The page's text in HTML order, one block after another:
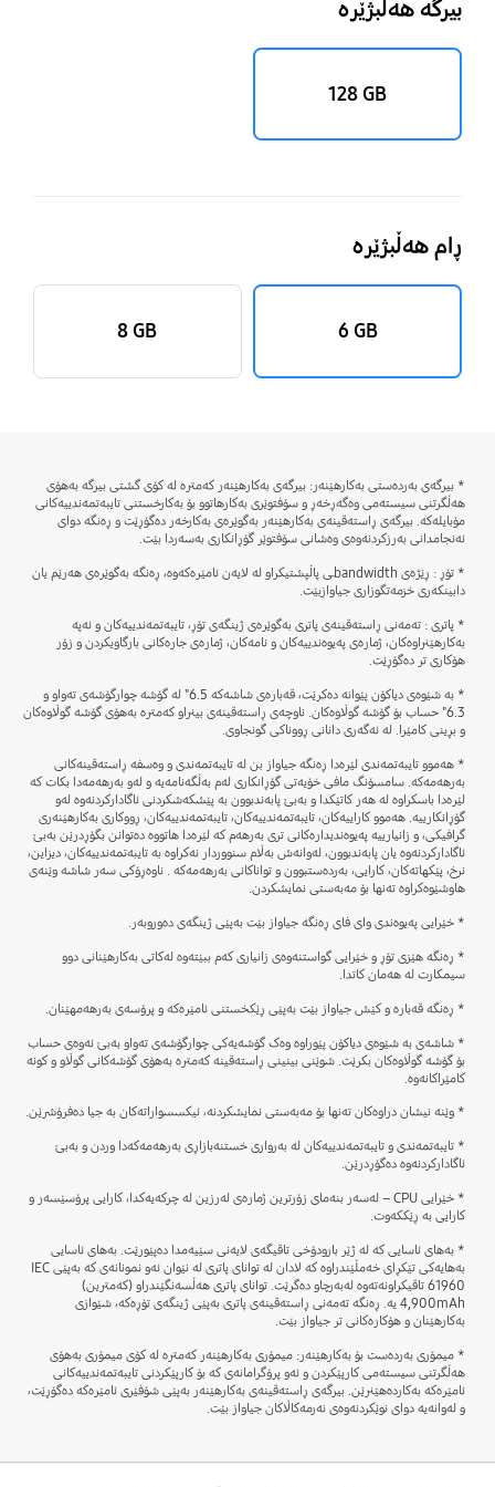
بیرگە هەڵبژێرە
‎128 GB‎
ڕام هەڵبژێرە
‎6 GB‎
‎8 GB‎
* بیرگەی بەردەستی بەکارهێنەر: بیرگەی بەکارهێنەر کەمترە لە کۆى گشتی بیرگە بەهۆی
هەڵگرتنی سیستەمی وەگەڕخەڕ و سۆفتوێری بەکارهاتوو بۆ بەکارخستنی تایبەتمەندییەکانی
مۆبایلەکە. بیرگەی ڕاستەقینەی بەکارهێنەر بەگوێرەی بەکارخەر دەگۆڕێت و ڕەنگە دوای
ئەنجامدانی بەرزکردنەوەی وەشانی سۆفتوێر گۆڕانکاری بەسەردا بێت.
* تۆڕ : ڕێژەی bandwidthـی پاڵپشتیکراو لە لایەن ئامێرەکەوە، ڕەنگە بەگوێرەی هەرێم یان
دابینکەری خزمەتگوزاری جیاوازبێت.
* پاتری : تەمەنی ڕاستەقینەی پاتری بەگوێرەی ژینگەی تۆڕ، تایبەتمەندییەکان و ئەپە
بەکارهێنراوەکان، ژمارەی پەیوەندییەکان و نامەکان، ژمارەی جارەکانی بارگاویکردن و زۆر
هۆکاری تر دەگۆڕێت.
* بە شێوەی دیاکۆن پێوانە دەکرێت، قەبارەی شاشەکە 6.5" لە گۆشە چوارگۆشەی تەواو و
6.3" حساب بۆ گۆشە گوڵاوەکان. ناوچەی ڕاستەقینەی بینراو کەمترە بەهۆی گۆشە گوڵاوەکان
و بڕینی کامێرا. لە ئەگەری دانانی ڕووناکی گونجاوی.
* هەموو تایبەتمەندی لێرەدا ڕەنگە جیاواز بن لە تایبەتمەندی و وەسفە ڕاستەقینەکانی
بەرهەمەکە. سامسۆنگ مافی خۆیەتی گۆڕانکاری لەم بەڵگەنامەیە و لەو بەرهەمەدا بکات کە
لێرەدا باسکراوە لە هەر کاتێکدا و بەبێ پابەندبوون بە پێشکەشکردنی ئاگادارکردنەوە لەو
گۆڕانکارییە. هەموو کاراییەکان، تایبەتمەندییەکان، تایبەتمەندییەکان، ڕووکاری بەکارهێنەری
گرافیکی، و زانیارییە پەیوەندیدارەکانی تری بەرهەم کە لێرەدا هاتووە دەتوانن بگۆڕدرێن بەبێ
ئاگادارکردنەوە یان پابەندبوون، لەوانەش بەڵام سنووردار نەکراوە بە تایبەتمەندییەکان، دیزاین،
نرخ، پێکهاتەکان، کارایی، بەردەستبوون و تواناکانی بەرهەمەکە . ناوەڕۆکی سەر شاشە وێنەی
ھاوشێوەکراوە تەنها بۆ مەبەستی نمایشکردن.
* خێرایی پەیوەندی وای فای ڕەنگە جیاواز بێت بەپێی ژینگەی دەوروبەر.
* ڕەنگە هێزی تۆڕ و خێرایی گواستنەوەی زانیاری کەم ببێتەوە لەکاتی بەکارهێنانی دوو
سیمکارت لە هەمان کاتدا.
* ڕەنگە قەبارە و کێش جیاواز بێت بەپێی ڕێکخستنی ئامێرەکە و پرۆسەی بەرهەمهێنان.
* شاشەی بە شێوەی دیاکۆن پێوراوە وەک گۆشەیەکی چوارگۆشەی تەواو بەبێ ئەوەی حساب
بۆ گۆشە گوڵاوەکان بکرێت. شوێنی بینینی ڕاستەقینە کەمترە بەهۆی گۆشەکانی گوڵاو و کونە
کامێراکانەوە.
* وێنە نیشان دراوەکان تەنها بۆ مەبەستی نمایشکردنە، ئیکسسواراتەکان بە جیا دەفرۆشرێن.
* تایبەتمەندی و تایبەتمەندییەکان لە بەرواری خستنەبازاڕی بەرهەمەکەدا وردن و بەبێ
ئاگادارکردنەوە دەگۆڕدرێن.
* خێرایی CPU – لەسەر بنەمای زۆرترین ژمارەی لەرزین لە چرکەیەکدا، کارایی پرۆسێسەر و
کارایی بە ڕێککەوت.
* بەهای ئاسایی کە لە ژێر بارودۆخی تاقیگەی لایەنی سێیەمدا دەپێورێت. بەهای ئاسایی
بەهایەکی تێکڕای خەمڵێندراوە کە لادان لە توانای پاتری لە نێوان ئەو نمونانەی کە بەپێی IEC
61960 تاقیکراونەتەوە لەبەرچاو دەگرێت. توانای پاتری هەڵسەنگێندراو (کەمترین)
4,900mAh یە. ڕەنگە تەمەنی ڕاستەقینەی پاتری بەپێی ژینگەی تۆڕەکە، شێوازی
بەکارهێنان و هۆکارەکانی تر جیاواز بێت.
* میمۆری بەردەست بۆ بەکارهێنەر: میمۆری بەکارهێنەر کەمترە لە کۆی میمۆری بەهۆی
هەڵگرتنی سیستەمی کارپێکردن و ئەو پرۆگرامانەی کە بۆ کارپێکردنی تایبەتمەندییەکانی
ئامێرەکە بەکاردەهێنرێن. بیرگەی ڕاستەقینەی بەکارهێنەر بەپێی شۆفێری ئامێرەکە دەگۆڕێت،
و لەوانەیە دوای نوێکردنەوەی نەرمەکاڵاکان جیاواز بێت.